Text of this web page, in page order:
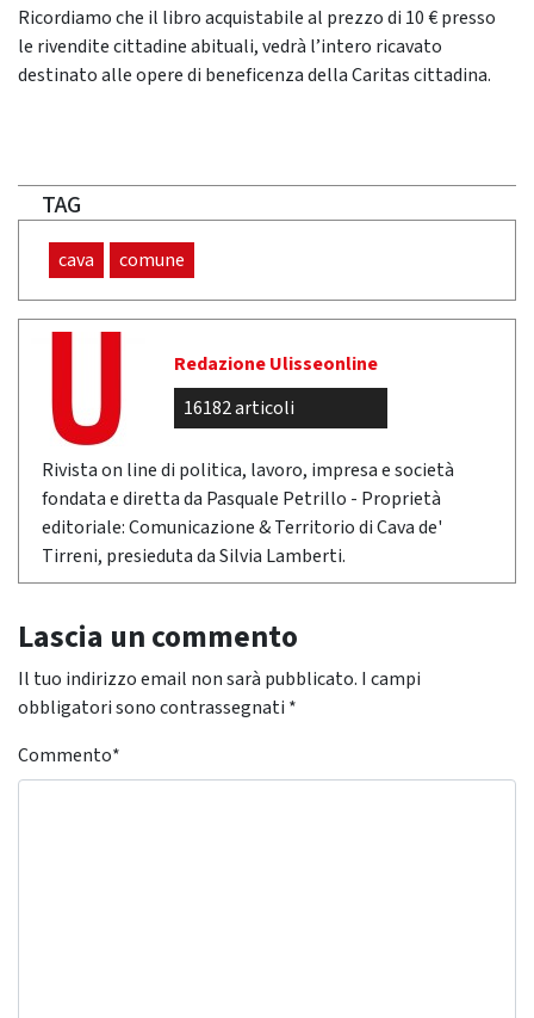
Ricordiamo che il libro acquistabile al prezzo di 10 € presso
le rivendite cittadine abituali, vedrà l’intero ricavato
destinato alle opere di beneficenza della Caritas cittadina.
TAG
cava comune
Redazione Ulisseonline
16182 articoli
Rivista on line di politica, lavoro, impresa e società
fondata e diretta da Pasquale Petrillo - Proprietà
editoriale: Comunicazione & Territorio di Cava de'
Tirreni, presieduta da Silvia Lamberti.
Lascia un commento
Il tuo indirizzo email non sarà pubblicato. I campi
obbligatori sono contrassegnati *
Commento*